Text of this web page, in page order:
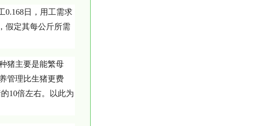
0.168日，用工需求
假定其每公斤所需
猪主要是能繁母
管理比生猪更费
10倍左右。以此为